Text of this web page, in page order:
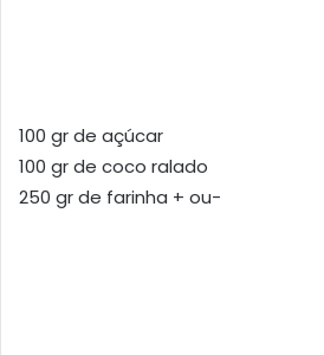
100 gr de açúcar
100 gr de coco ralado
250 gr de farinha + ou-